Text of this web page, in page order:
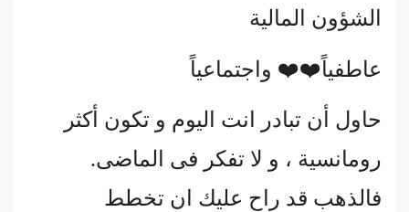
الشؤون المالية
عاطفياً❤️❤️ واجتماعياً
حاول أن تبادر انت اليوم و تكون أكثر
رومانسية ، و لا تفكر فى الماضى.
فالذهب قد راح عليك ان تخطط